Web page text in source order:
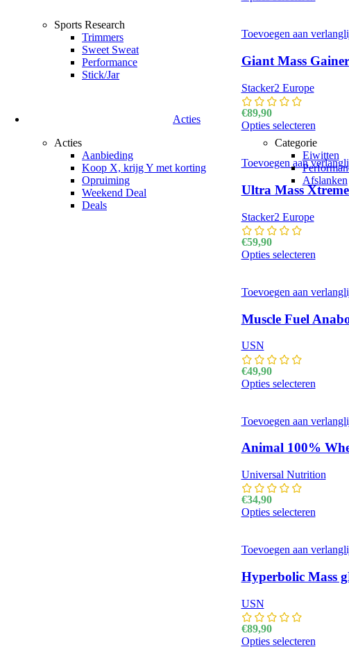
Sports Research
Trimmers
Sweet Sweat
Performance
Stick/Jar
Acties
Acties
Aanbieding
Koop X, krijg Y met korting
Opruiming
Weekend Deal
Deals
Categorie
Eiwitten
Afslanken
Toevoegen aan
Giant Mass
Stacker2 Europe
€89,90
Opties selecteren
Toevoegen aan
Ultra Mass
Stacker2 Europe
€59,90
Opties selecteren
Toevoegen aan
Muscle Fuel
USN
€49,90
Opties selecteren
Toevoegen aan
Animal 100%
Universal Nutrition
€34,90
Opties selecterenDit
Toevoegen aan
Hyperbolic Mass
USN
€89,90
Opties selecteren